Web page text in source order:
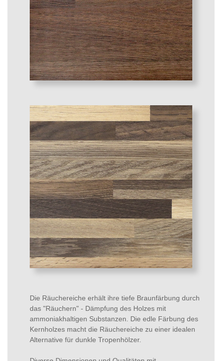
Die Räuchereiche erhält ihre tiefe Braunfärbung durch
das "Räuchern" - Dämpfung des Holzes mit
ammoniakhaltigen Substanzen. Die edle Färbung des
Kernholzes macht die Räuchereiche zu einer idealen
Alternative für dunkle Tropenhölzer.